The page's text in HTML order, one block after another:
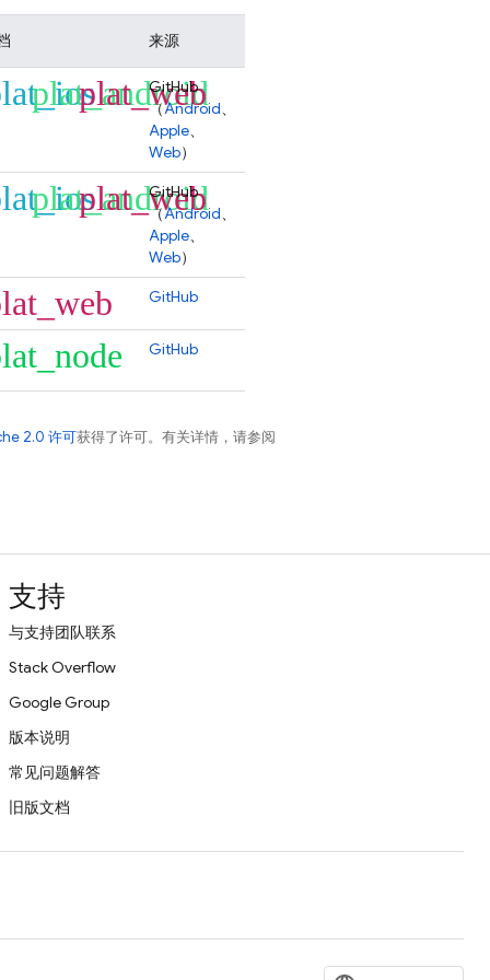
来源
plat_android
plat_web
GitHub
（Android、
Apple、
Web）
plat_android
plat_web
GitHub
（Android、
Apple、
Web）
GitHub
GitHub
2.0 许可获得了许可。有关详情，请参阅
支持
与支持团队联系
Stack Overflow
Google Group
版本说明
常见问题解答
旧版文档